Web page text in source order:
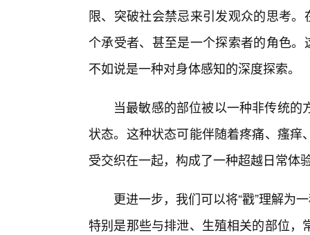
限、突破社会禁忌来引发观众的思考
个承受者、甚至是一个探索者的角色
不如说是一种对身体感知的深度探索。
当最敏感的部位被以一种非传统
状态。这种状态可能伴随着疼痛、瘙
受交织在一起，构成了一种超越日常体
更进一步，我们可以将“戳”理解为
特别是那些与排泄、生殖相关的部位